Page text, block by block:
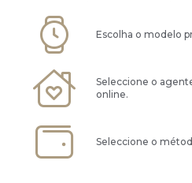
Escolha o modelo
Seleccione o
online.
Seleccione o